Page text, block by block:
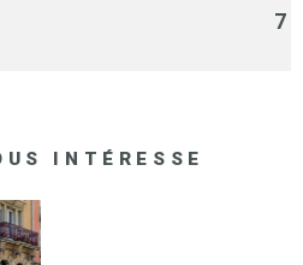
7
INTÉRESSE